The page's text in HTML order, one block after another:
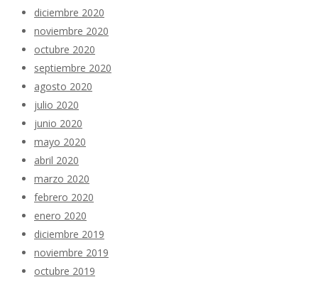
diciembre 2020
noviembre 2020
octubre 2020
septiembre 2020
agosto 2020
julio 2020
junio 2020
mayo 2020
abril 2020
marzo 2020
febrero 2020
enero 2020
diciembre 2019
noviembre 2019
octubre 2019